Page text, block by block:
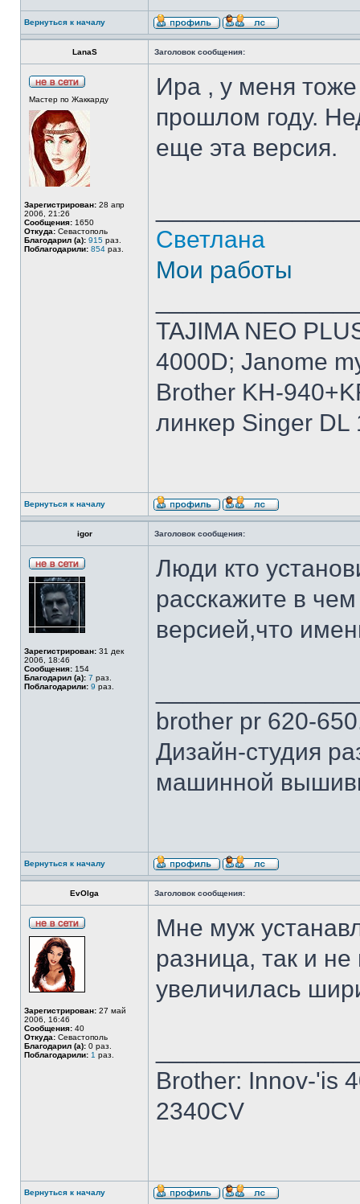
Вернуться к началу
LanaS Заголовок сообщения:
Мастер по Жаккарду
Зарегистрирован: 28 апр
2006, 21:26
Сообщения: 1650
Откуда: Севастополь
Благодарил (а): 915 раз.
Поблагодарили: 854 раз.
Ира , у меня
прошлом году.
еще эта версия.
Светлана
Мои работы
TAJIMA NEO
4000D; Janome
Brother KH-
линкер Singer DL
Вернуться к началу
igor Заголовок сообщения:
Зарегистрирован: 31 дек
2006, 18:46
Сообщения: 154
Благодарил (а): 7 раз.
Поблагодарили: 9 раз.
Люди кто
расскажите в
версией,что
brother pr 620-
Дизайн-студия
машинной
Вернуться к началу
EvOlga Заголовок сообщения:
Зарегистрирован: 27 май
2006, 16:46
Сообщения: 40
Откуда: Севастополь
Благодарил (а): 0 раз.
Поблагодарили: 1 раз.
Мне муж
разница, так и
увеличилась
Brother: Innov-'is
2340CV
Вернуться к началу